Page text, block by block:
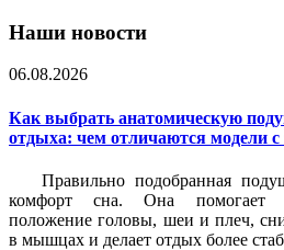
Наши новости
06.08.2026
Как выбрать анатомическую
отдыха: чем отличаются модели
Правильно подобранная
комфорт сна. Она помогает
положение головы, шеи и плеч,
в мышцах и делает отдых более